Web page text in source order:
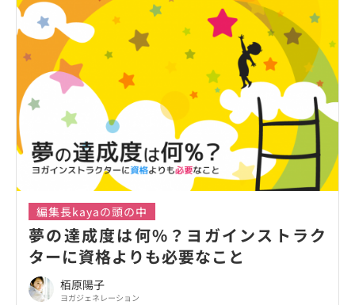
編集長kayaの頭の中
夢の達成度は何%？ヨガインストラク
ターに資格よりも必要なこと
栢原陽子
ヨガジェネレーション